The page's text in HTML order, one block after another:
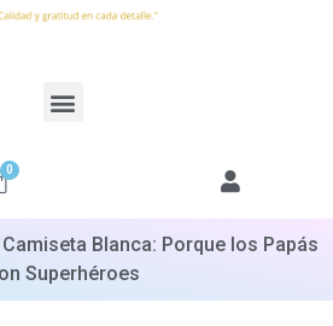
0
Blanca: Porque los Papás
Superhéroes